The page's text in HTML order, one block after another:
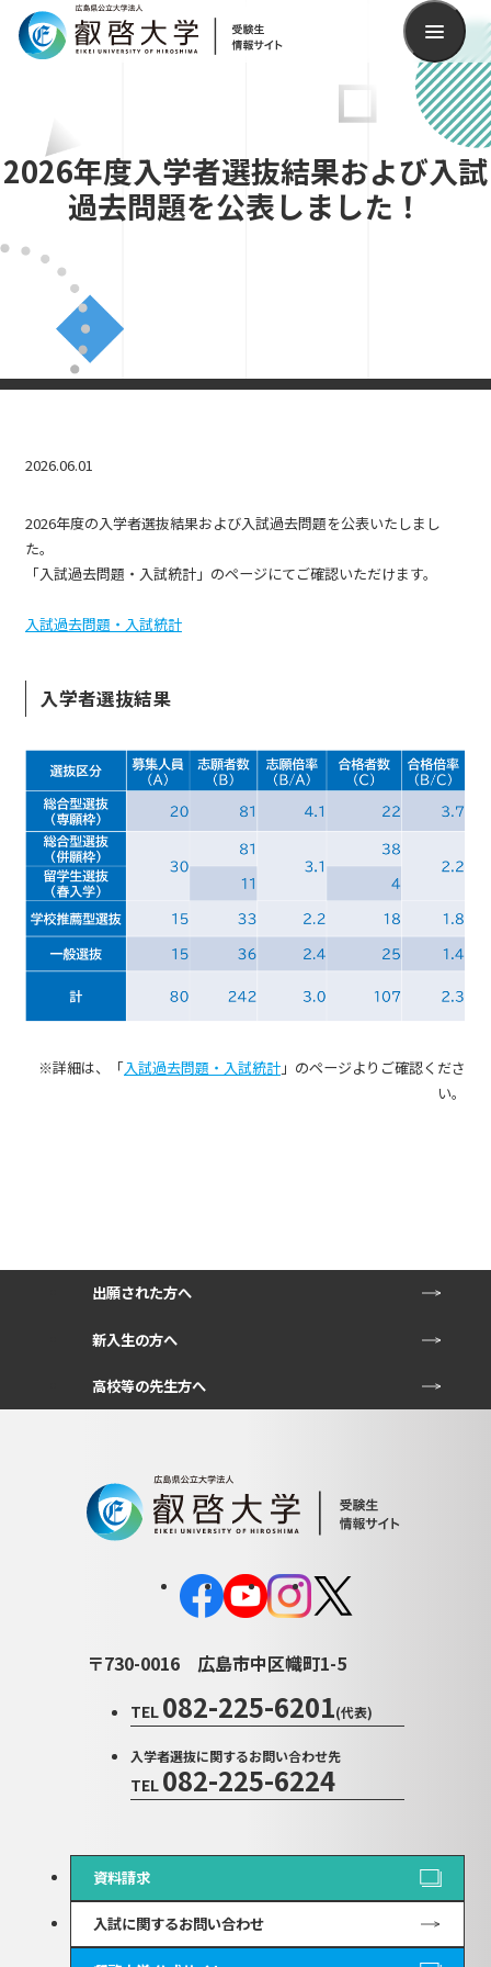
検索
2026年度入学者選抜結果および入試
過去問題を公表しました！
2026.06.01
2026年度の入学者選抜結果および入試過去問題を公表いたしまし
た。
「入試過去問題・入試統計」のページにてご確認いただけます。
入試過去問題・入試統計
入学者選抜結果
※詳細は、「入試過去問題・入試統計 」のページよりご確認くださ
い。
出願された方へ
新入生の方へ
高校等の先生方へ
〒730-0016 広島市中区幟町1-5
TEL 082-225-6201(代表)
入学者選抜に関するお問い合わせ先
TEL 082-225-6224
資料請求
入試に関するお問い合わせ